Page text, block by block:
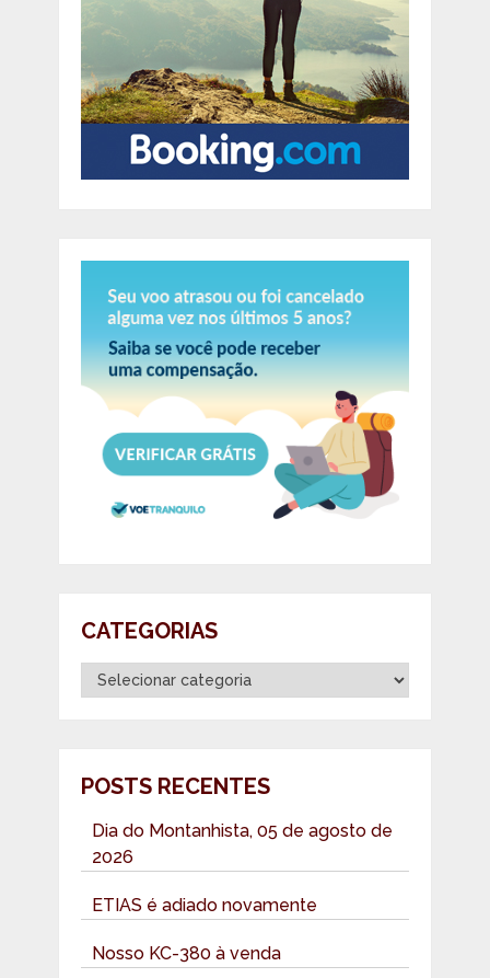
CATEGORIAS
Categorias
POSTS RECENTES
Dia do Montanhista, 05 de agosto de
2026
ETIAS é adiado novamente
Nosso KC-380 à venda